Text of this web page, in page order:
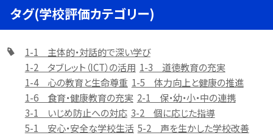
タグ(学校評価カテゴリー)
1-1 主体的・対話的で深い学び
1-2 タブレット（ICT）の活用 1-3 道徳教育の充実
1-4 心の教育と生命尊重 1-5 体力向上と健康の推進
1-6 食育・健康教育の充実 2-1 保・幼・小・中の連携
3-1 いじめ防止への対応 3-2 個に応じた指導
5-1 安心・安全な学校生活 5-2 声を生かした学校改善